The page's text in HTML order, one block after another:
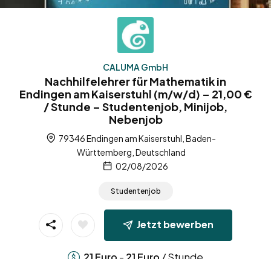
CALUMA GmbH
Nachhilfelehrer für Mathematik in
Endingen am Kaiserstuhl (m/w/d) – 21,00 €
/ Stunde – Studentenjob, Minijob,
Nebenjob
79346 Endingen am Kaiserstuhl, Baden-
Württemberg, Deutschland
02/08/2026
Studentenjob
Jetzt bewerben
- / Stunde